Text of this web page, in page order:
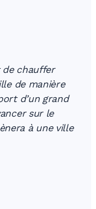
de chauffer
de manière
d’un grand
sur le
à une ville